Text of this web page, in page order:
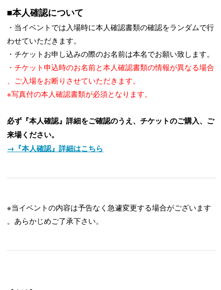
■本人確認について
・当イベントでは入場時に本人確認書類の確認をランダムで行
わせていただきます。
・チケットお申し込みの際のお名前は本名でお願い致します。
・チケット申込時のお名前と本人確認書類の情報が異なる場合
、ご入場をお断りさせていただきます。
※写真付の本人確認書類が必須となります。
必ず『本人確認』詳細をご確認のうえ、チケットのご購入、ご
来場ください。
→『本人確認』詳細はこちら
※当イベントの内容は予告なく急遽変更する場合がございます
。あらかじめご了承下さい。